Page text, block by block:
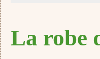
La robe